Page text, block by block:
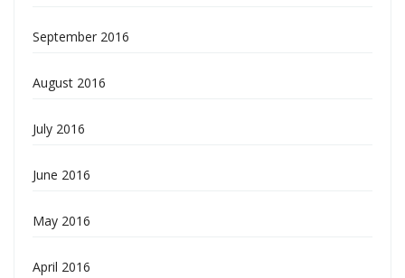
September 2016
August 2016
July 2016
June 2016
May 2016
April 2016